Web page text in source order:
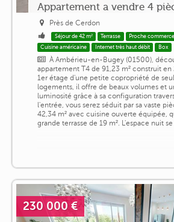
Appartement a vendre 4
Près de Cerdon
Séjour de 42 m² Terrasse
Proche
Cuisine américaine
Internet très haut débit Box
À Ambérieu-en-Bugey (01500),
appartement T4 de 91,23 m² construit en
1er étage d'une petite copropriété de
logements, il offre de beaux volumes et
luminosité grâce à sa configuration
l'entrée, vous serez séduit par sa vaste
42,34 m² avec cuisine ouverte équipée,
grande terrasse de 19 m². L'espace nuit se
230 000 €